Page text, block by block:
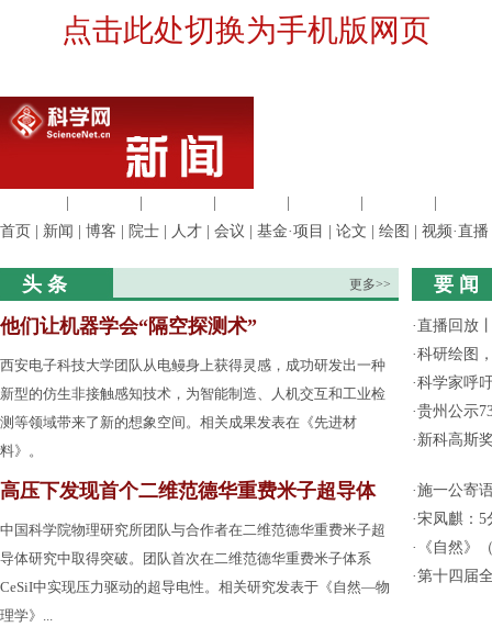
点击此处切换为手机版网页
首页
新闻 博客 院士 人才 会议 基金·项目 论文 绘图 视频·直播
头 条 更多>>
他们让机器学会“隔空探测术”
西安电子科技大学团队从电鳗身上获得灵感，成功研发出一种
新型的仿生非接触感知技术，为智能制造、人机交互和工业检
测等领域带来了新的想象空间。相关成果发表在《先进材
料》。
高压下发现首个二维范德华重费米子超导体
中国科学院物理研究所团队与合作者在二维范德华重费米子超
导体研究中取得突破。团队首次在二维范德华重费米子体系
CeSiI中实现压力驱动的超导电性。相关研究发表于《自然—物
理学》...
要 闻
·直播回放
·科研绘图
·科学家呼
·贵州公示
· 新科高斯
·施一公寄
·宋凤麒：5
·
《自然》
·第十四届